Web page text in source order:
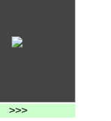
>>>